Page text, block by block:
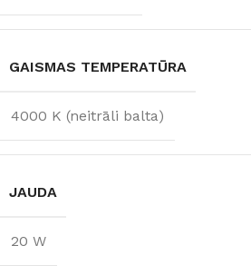
GAISMAS TEMPERATŪRA
4000 K (neitrāli balta)
JAUDA
20 W